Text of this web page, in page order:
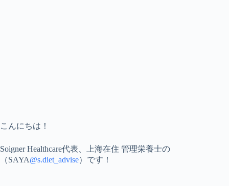
こんにちは！
Soigner Healthcare代表、上海在住 管理栄養士の
（SAYA@s.diet_advise）です！